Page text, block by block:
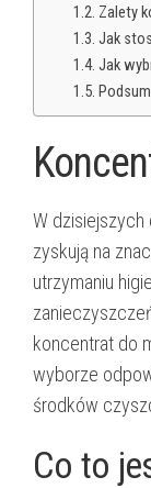
Zalety
Jak
Jak
W
zyskują na
utrzymaniu
koncentrat do
wyborze
środków
Co to